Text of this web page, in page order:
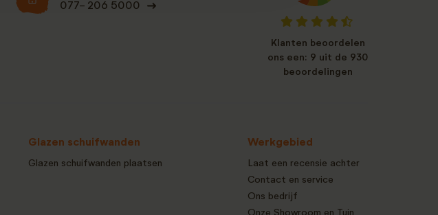
077- 206 5000
Klanten beoordelen
ons een: 9 uit de 930
beoordelingen
Glazen schuifwanden
Glazen schuifwanden plaatsen
Werkgebied
Laat een recensie achter
Contact en service
Ons bedrijf
Onze Showroom en Tuin